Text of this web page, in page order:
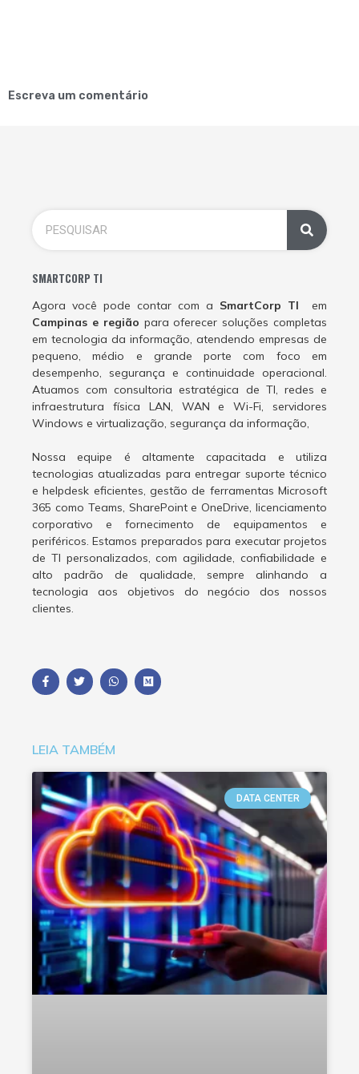
Escreva um comentário
SMARTCORP TI
Agora você pode contar com a SmartCorp TI em
Campinas e região para oferecer soluções completas
em tecnologia da informação, atendendo empresas de
pequeno, médio e grande porte com foco em
desempenho, segurança e continuidade operacional.
Atuamos com consultoria estratégica de TI, redes e
infraestrutura física LAN, WAN e Wi-Fi, servidores
Windows e virtualização, segurança da informação,
Nossa equipe é altamente capacitada e utiliza
tecnologias atualizadas para entregar suporte técnico
e helpdesk eficientes, gestão de ferramentas Microsoft
365 como Teams, SharePoint e OneDrive, licenciamento
corporativo e fornecimento de equipamentos e
periféricos. Estamos preparados para executar projetos
de TI personalizados, com agilidade, confiabilidade e
alto padrão de qualidade, sempre alinhando a
tecnologia aos objetivos do negócio dos nossos
clientes.
LEIA TAMBÉM
DATA CENTER